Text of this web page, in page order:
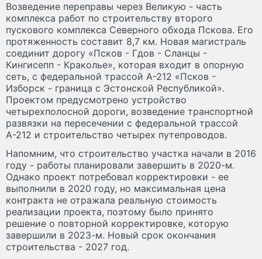
Возведение переправы через Великую - часть
комплекса работ по строительству второго
пускового комплекса Северного обхода Пскова. Его
протяженность составит 8,7 км. Новая магистраль
соединит дорогу «Псков - Гдов - Сланцы -
Кингисепп - Краколье», которая входит в опорную
сеть, с федеральной трассой А-212 «Псков -
Изборск - граница с Эстонской Республикой».
Проектом предусмотрено устройство
четырехполосной дороги, возведение транспортной
развязки на пересечении с федеральной трассой
А-212 и строительство четырех путепроводов.
Напомним, что строительство участка начали в 2016
году - работы планировали завершить в 2020-м.
Однако проект потребовал корректировки - ее
выполнили в 2020 году, но максимальная цена
контракта не отражала реальную стоимость
реализации проекта, поэтому было принято
решение о повторной корректировке, которую
завершили в 2023-м. Новый срок окончания
строительства - 2027 год.